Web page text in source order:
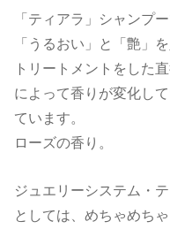
「ティアラ」シャンプ
「うるおい」と「艶」
トリートメントをした
によって香りが変化し
ています。
ローズの香り。
ジュエリーシステム・
としては、めちゃめち